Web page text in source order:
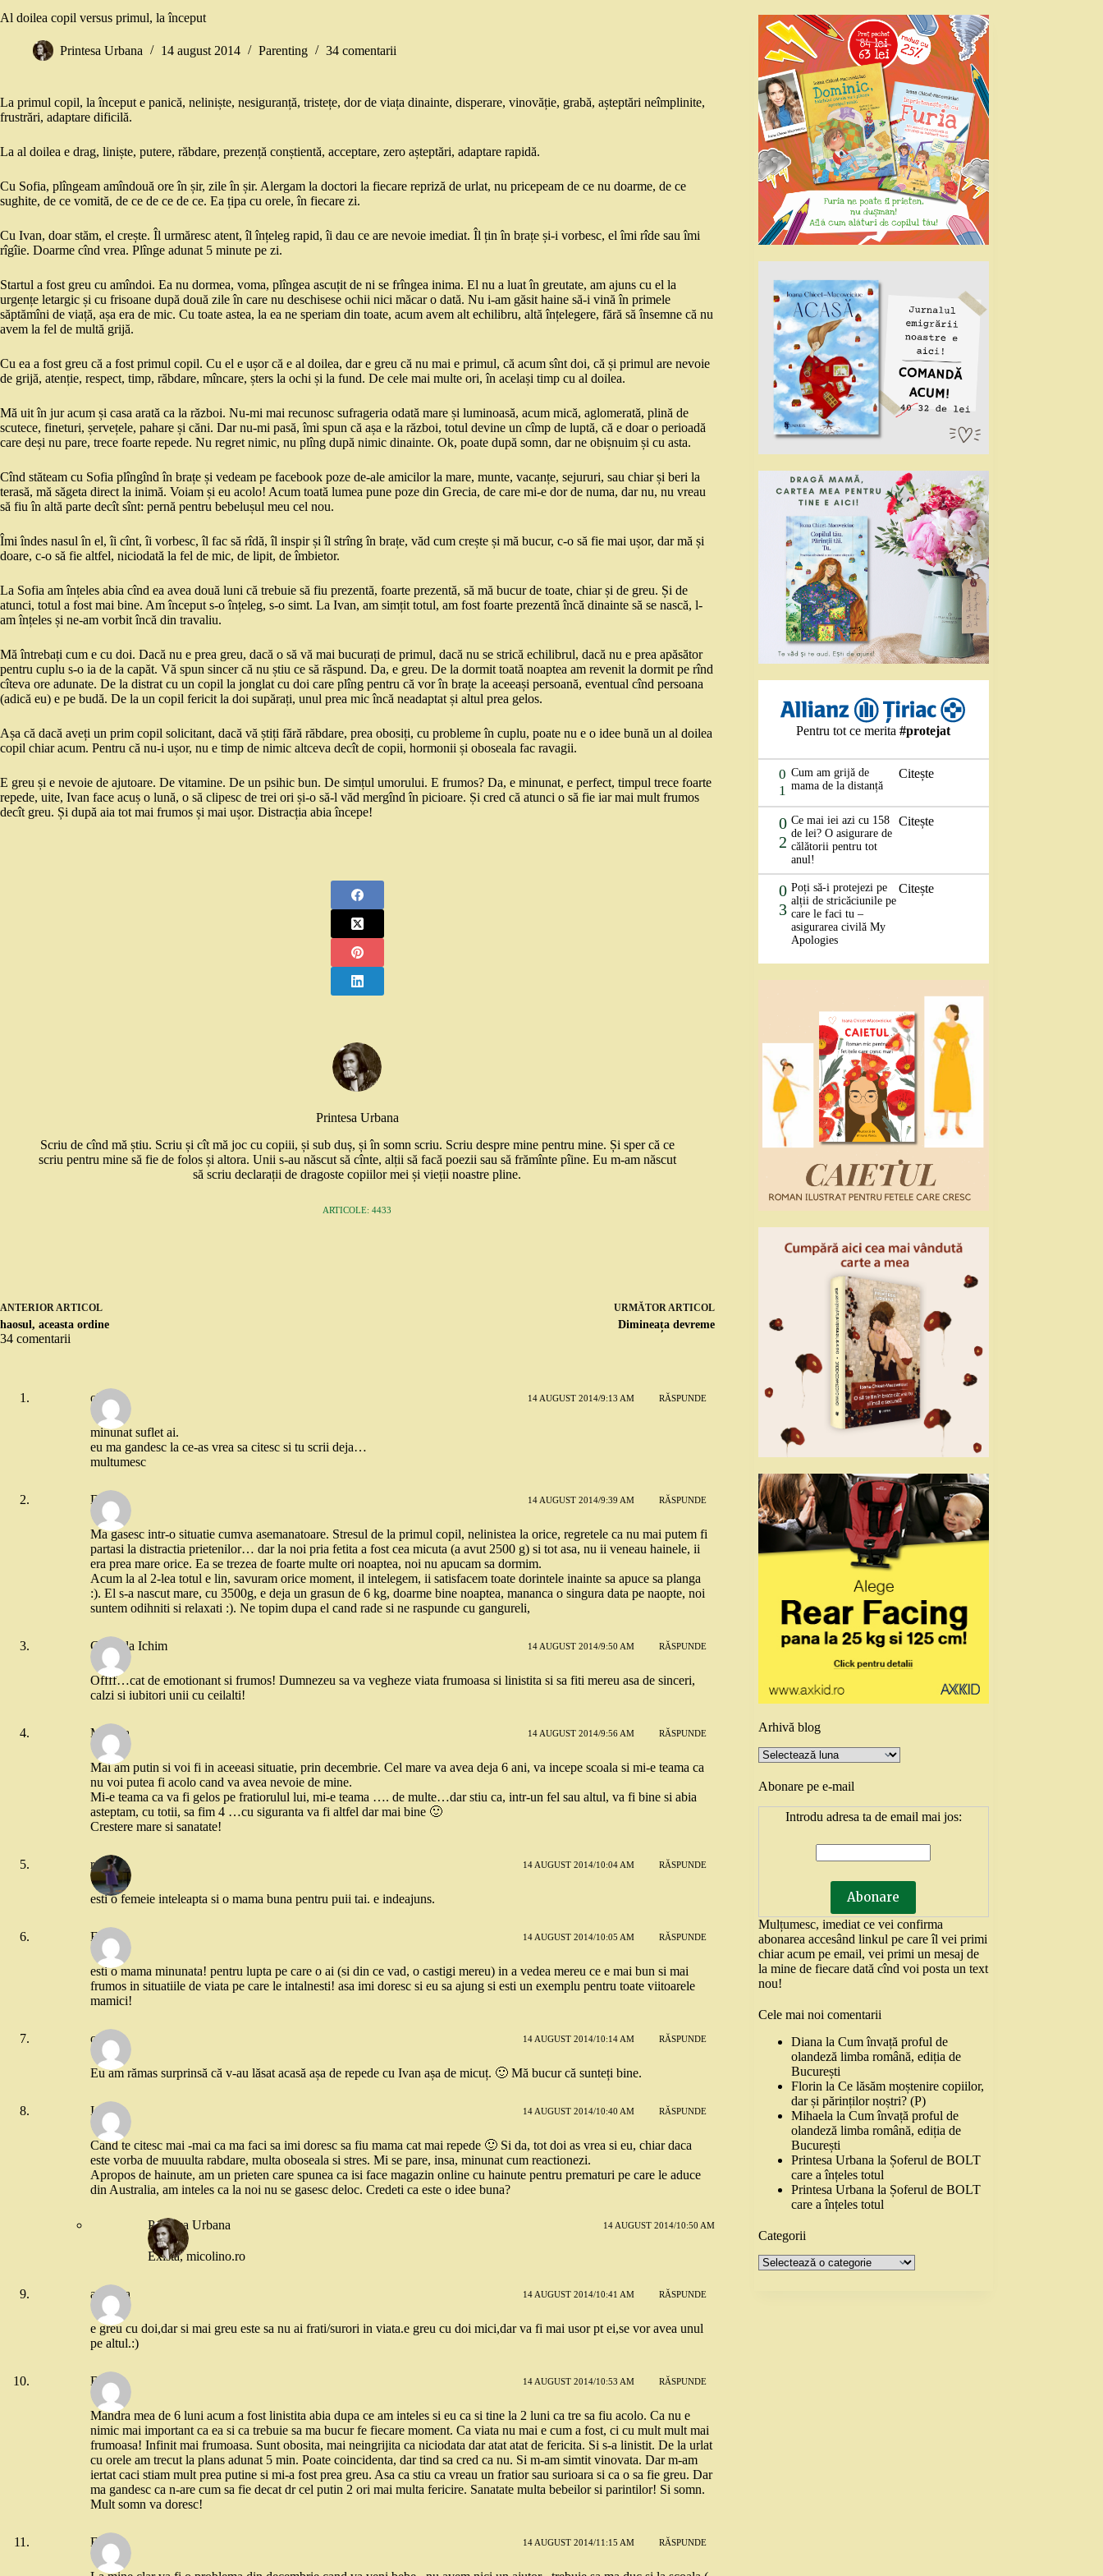
Al doilea copil versus primul, la început
Printesa Urbana 14 august 2014 Parenting 34 comentarii
La primul copil, la început e panică, neliniște, nesiguranță, tristețe, dor de viața dinainte, disperare, vinovăție, grabă, așteptări neîmplinite,
frustrări, adaptare dificilă.
La al doilea e drag, liniște, putere, răbdare, prezență conștientă, acceptare, zero așteptări, adaptare rapidă.
Cu Sofia, plîngeam amîndouă ore în șir, zile în șir. Alergam la doctori la fiecare repriză de urlat, nu pricepeam de ce nu doarme, de ce
sughite, de ce vomită, de ce de ce de ce. Ea țipa cu orele, în fiecare zi.
Cu Ivan, doar stăm, el crește. Îl urmăresc atent, îl înțeleg rapid, îi dau ce are nevoie imediat. Îl țin în brațe și-i vorbesc, el îmi rîde sau îmi
rîgîie. Doarme cînd vrea. Plînge adunat 5 minute pe zi.
Startul a fost greu cu amîndoi. Ea nu dormea, voma, plîngea ascuțit de ni se frîngea inima. El nu a luat în greutate, am ajuns cu el la
urgențe letargic și cu frisoane după două zile în care nu deschisese ochii nici măcar o dată. Nu i-am găsit haine să-i vină în primele
săptămîni de viață, așa era de mic. Cu toate astea, la ea ne speriam din toate, acum avem alt echilibru, altă înțelegere, fără să însemne că nu
avem la fel de multă grijă.
Cu ea a fost greu că a fost primul copil. Cu el e ușor că e al doilea, dar e greu că nu mai e primul, că acum sînt doi, că și primul are nevoie
de grijă, atenție, respect, timp, răbdare, mîncare, șters la ochi și la fund. De cele mai multe ori, în același timp cu al doilea.
Mă uit în jur acum și casa arată ca la război. Nu-mi mai recunosc sufrageria odată mare și luminoasă, acum mică, aglomerată, plină de
scutece, fineturi, șervețele, pahare și căni. Dar nu-mi pasă, îmi spun că așa e la război, totul devine un cîmp de luptă, că e doar o perioadă
care deși nu pare, trece foarte repede. Nu regret nimic, nu plîng după nimic dinainte. Ok, poate după somn, dar ne obișnuim și cu asta.
Cînd stăteam cu Sofia plîngînd în brațe și vedeam pe facebook poze de-ale amicilor la mare, munte, vacanțe, sejururi, sau chiar și beri la
terasă, mă săgeta direct la inimă. Voiam și eu acolo! Acum toată lumea pune poze din Grecia, de care mi-e dor de numa, dar nu, nu vreau
să fiu în altă parte decît sînt: pernă pentru bebelușul meu cel nou.
Îmi îndes nasul în el, îi cînt, îi vorbesc, îl fac să rîdă, îl inspir și îl strîng în brațe, văd cum crește și mă bucur, c-o să fie mai ușor, dar mă și
doare, c-o să fie altfel, niciodată la fel de mic, de lipit, de îmbietor.
La Sofia am înțeles abia cînd ea avea două luni că trebuie să fiu prezentă, foarte prezentă, să mă bucur de toate, chiar și de greu. Și de
atunci, totul a fost mai bine. Am început s-o înțeleg, s-o simt. La Ivan, am simțit totul, am fost foarte prezentă încă dinainte să se nască, l-
am înțeles și ne-am vorbit încă din travaliu.
Mă întrebați cum e cu doi. Dacă nu e prea greu, dacă o să vă mai bucurați de primul, dacă nu se strică echilibrul, dacă nu e prea apăsător
pentru cuplu s-o ia de la capăt. Vă spun sincer că nu știu ce să răspund. Da, e greu. De la dormit toată noaptea am revenit la dormit pe rînd
cîteva ore adunate. De la distrat cu un copil la jonglat cu doi care plîng pentru că vor în brațe la aceeași persoană, eventual cînd persoana
(adică eu) e pe budă. De la un copil fericit la doi supărați, unul prea mic încă neadaptat și altul prea gelos.
Așa că dacă aveți un prim copil solicitant, dacă vă știți fără răbdare, prea obosiți, cu probleme în cuplu, poate nu e o idee bună un al doilea
copil chiar acum. Pentru că nu-i ușor, nu e timp de nimic altceva decît de copii, hormonii și oboseala fac ravagii.
E greu și e nevoie de ajutoare. De vitamine. De un psihic bun. De simțul umorului. E frumos? Da, e minunat, e perfect, timpul trece foarte
repede, uite, Ivan face acuș o lună, o să clipesc de trei ori și-o să-l văd mergînd în picioare. Și cred că atunci o să fie iar mai mult frumos
decît greu. Și după aia tot mai frumos și mai ușor. Distracția abia începe!
Printesa Urbana
Scriu de cînd mă știu. Scriu și cît mă joc cu copiii, și sub duș, și în somn scriu. Scriu despre mine pentru mine. Și sper că ce
scriu pentru mine să fie de folos și altora. Unii s-au născut să cînte, alții să facă poezii sau să frămînte pîine. Eu m-am născut
să scriu declarații de dragoste copiilor mei și vieții noastre pline.
ARTICOLE: 4433
ANTERIOR ARTICOL
haosul, aceasta ordine
URMĂTOR ARTICOL
Dimineața devreme
34 comentarii
olgu 14 AUGUST 2014/9:13 AM RĂSPUNDE
minunat suflet ai.
eu ma gandesc la ce-as vrea sa citesc si tu scrii deja…
multumesc
Diana 14 AUGUST 2014/9:39 AM RĂSPUNDE
Ma gasesc intr-o situatie cumva asemanatoare. Stresul de la primul copil, nelinistea la orice, regretele ca nu mai putem fi
partasi la distractia prietenilor… dar la noi pria fetita a fost cea micuta (a avut 2500 g) si tot asa, nu ii veneau hainele, ii
era prea mare orice. Ea se trezea de foarte multe ori noaptea, noi nu apucam sa dormim.
Acum la al 2-lea totul e lin, savuram orice moment, il intelegem, ii satisfacem toate dorintele inainte sa apuce sa planga
:). El s-a nascut mare, cu 3500g, e deja un grasun de 6 kg, doarme bine noaptea, mananca o singura data pe naopte, noi
suntem odihniti si relaxati :). Ne topim dupa el cand rade si ne raspunde cu gangureli,
Gabriela Ichim 14 AUGUST 2014/9:50 AM RĂSPUNDE
Offff…cat de emotionant si frumos! Dumnezeu sa va vegheze viata frumoasa si linistita si sa fiti mereu asa de sinceri,
calzi si iubitori unii cu ceilalti!
Monica 14 AUGUST 2014/9:56 AM RĂSPUNDE
Mai am putin si voi fi in aceeasi situatie, prin decembrie. Cel mare va avea deja 6 ani, va incepe scoala si mi-e teama ca
nu voi putea fi acolo cand va avea nevoie de mine.
Mi-e teama ca va fi gelos pe fratiorulul lui, mi-e teama …. de multe…dar stiu ca, intr-un fel sau altul, va fi bine si abia
asteptam, cu totii, sa fim 4 …cu siguranta va fi altfel dar mai bine 🙂
Crestere mare si sanatate!
roberts 14 AUGUST 2014/10:04 AM RĂSPUNDE
esti o femeie inteleapta si o mama buna pentru puii tai. e indeajuns.
Flori 14 AUGUST 2014/10:05 AM RĂSPUNDE
esti o mama minunata! pentru lupta pe care o ai (si din ce vad, o castigi mereu) in a vedea mereu ce e mai bun si mai
frumos in situatiile de viata pe care le intalnesti! asa imi doresc si eu sa ajung si esti un exemplu pentru toate viitoarele
mamici!
catgal 14 AUGUST 2014/10:14 AM RĂSPUNDE
Eu am rămas surprinsă că v-au lăsat acasă așa de repede cu Ivan așa de micuț. 🙂 Mă bucur că sunteți bine.
Ioana 14 AUGUST 2014/10:40 AM RĂSPUNDE
Cand te citesc mai -mai ca ma faci sa imi doresc sa fiu mama cat mai repede 🙂 Si da, tot doi as vrea si eu, chiar daca
este vorba de muuulta rabdare, multa oboseala si stres. Mi se pare, insa, minunat cum reactionezi.
Apropos de hainute, am un prieten care spunea ca isi face magazin online cu hainute pentru prematuri pe care le aduce
din Australia, am inteles ca la noi nu se gasesc deloc. Credeti ca este o idee buna?
Printesa Urbana 14 AUGUST 2014/10:50 AM
Exista, micolino.ro
andreea 14 AUGUST 2014/10:41 AM RĂSPUNDE
e greu cu doi,dar si mai greu este sa nu ai frati/surori in viata.e greu cu doi mici,dar va fi mai usor pt ei,se vor avea unul
pe altul.:)
Bibi 14 AUGUST 2014/10:53 AM RĂSPUNDE
Mandra mea de 6 luni acum a fost linistita abia dupa ce am inteles si eu ca si tine la 2 luni ca tre sa fiu acolo. Ca nu e
nimic mai important ca ea si ca trebuie sa ma bucur fe fiecare moment. Ca viata nu mai e cum a fost, ci cu mult mult mai
frumoasa! Infinit mai frumoasa. Sunt obosita, mai neingrijita ca niciodata dar atat atat de fericita. Si s-a linistit. De la urlat
cu orele am trecut la plans adunat 5 min. Poate coincidenta, dar tind sa cred ca nu. Si m-am simtit vinovata. Dar m-am
iertat caci stiam mult prea putine si mi-a fost prea greu. Asa ca stiu ca vreau un fratior sau surioara si ca o sa fie greu. Dar
ma gandesc ca n-are cum sa fie decat dr cel putin 2 ori mai multa fericire. Sanatate multa bebeilor si parintilor! Si somn.
Mult somn va doresc!
Flory 14 AUGUST 2014/11:15 AM RĂSPUNDE
Pentru tot ce merita#protejat
0
1
Cum am grijă de
mama de la distanță
Citește
0
2
Ce mai iei azi cu 158
de lei? O asigurare de
călătorii pentru tot
anul!
Citește
0
3
Poți să-i protejezi pe
alții de stricăciunile pe
care le faci tu –
asigurarea civilă My
Apologies
Citește
Arhivă blog
Arhivă
blog
Abonare pe e-mail
Introdu adresa ta de email mai jos:
Mulțumesc, imediat ce vei confirma
abonarea accesând linkul pe care îl vei primi
chiar acum pe email, vei primi un mesaj de
la mine de fiecare dată cînd voi posta un text
nou!
Cele mai noi comentarii
Diana laCum învață proful de
olandeză limba română, ediția de
București
Florin laCe lăsăm moștenire copiilor,
dar și părinților noștri? (P)
Mihaela laCum învață proful de
olandeză limba română, ediția de
București
Printesa Urbana la Șoferul de BOLT
care a înțeles totul
Printesa Urbana la Șoferul de BOLT
care a înțeles totul
Categorii
Categorii